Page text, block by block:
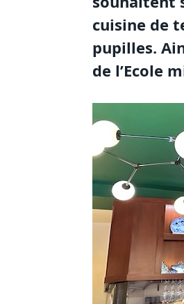
cuisine de
pupilles.
de l’Ecole